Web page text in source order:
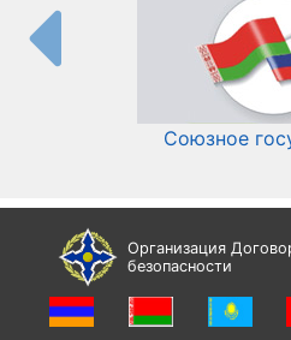
Союзное
Организация
безопасности